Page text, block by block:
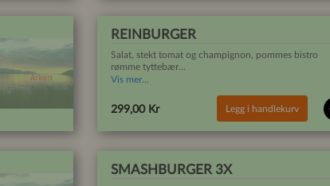
REINBURGER
299,00 Kr Legg i handlekurv
Salat, stekt tomat og champignon, pommes bistro
rømme tyttebær
Allergener: gluten hvete egg, soya melk sennep sulfitt.
Vis mer...
SMASHBURGER 3X